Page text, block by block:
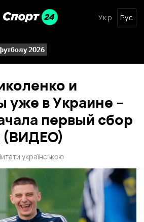
Укр Рус
2026
и
уже в Украине –
первый сбор
українською